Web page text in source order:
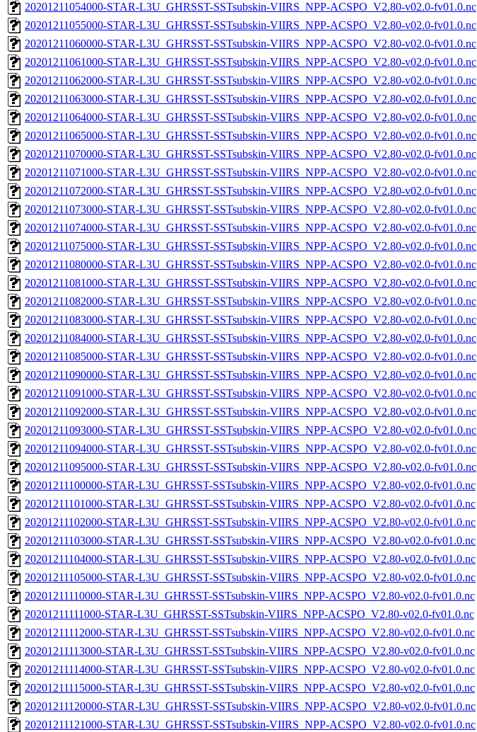
20201211054000-STAR-L3U_GHRSST-SSTsubskin-VIIRS_NPP-ACSPO_V2.80-v02.0-fv01.0.nc
20201211055000-STAR-L3U_GHRSST-SSTsubskin-VIIRS_NPP-ACSPO_V2.80-v02.0-fv01.0.nc
20201211060000-STAR-L3U_GHRSST-SSTsubskin-VIIRS_NPP-ACSPO_V2.80-v02.0-fv01.0.nc
20201211061000-STAR-L3U_GHRSST-SSTsubskin-VIIRS_NPP-ACSPO_V2.80-v02.0-fv01.0.nc
20201211062000-STAR-L3U_GHRSST-SSTsubskin-VIIRS_NPP-ACSPO_V2.80-v02.0-fv01.0.nc
20201211063000-STAR-L3U_GHRSST-SSTsubskin-VIIRS_NPP-ACSPO_V2.80-v02.0-fv01.0.nc
20201211064000-STAR-L3U_GHRSST-SSTsubskin-VIIRS_NPP-ACSPO_V2.80-v02.0-fv01.0.nc
20201211065000-STAR-L3U_GHRSST-SSTsubskin-VIIRS_NPP-ACSPO_V2.80-v02.0-fv01.0.nc
20201211070000-STAR-L3U_GHRSST-SSTsubskin-VIIRS_NPP-ACSPO_V2.80-v02.0-fv01.0.nc
20201211071000-STAR-L3U_GHRSST-SSTsubskin-VIIRS_NPP-ACSPO_V2.80-v02.0-fv01.0.nc
20201211072000-STAR-L3U_GHRSST-SSTsubskin-VIIRS_NPP-ACSPO_V2.80-v02.0-fv01.0.nc
20201211073000-STAR-L3U_GHRSST-SSTsubskin-VIIRS_NPP-ACSPO_V2.80-v02.0-fv01.0.nc
20201211074000-STAR-L3U_GHRSST-SSTsubskin-VIIRS_NPP-ACSPO_V2.80-v02.0-fv01.0.nc
20201211075000-STAR-L3U_GHRSST-SSTsubskin-VIIRS_NPP-ACSPO_V2.80-v02.0-fv01.0.nc
20201211080000-STAR-L3U_GHRSST-SSTsubskin-VIIRS_NPP-ACSPO_V2.80-v02.0-fv01.0.nc
20201211081000-STAR-L3U_GHRSST-SSTsubskin-VIIRS_NPP-ACSPO_V2.80-v02.0-fv01.0.nc
20201211082000-STAR-L3U_GHRSST-SSTsubskin-VIIRS_NPP-ACSPO_V2.80-v02.0-fv01.0.nc
20201211083000-STAR-L3U_GHRSST-SSTsubskin-VIIRS_NPP-ACSPO_V2.80-v02.0-fv01.0.nc
20201211084000-STAR-L3U_GHRSST-SSTsubskin-VIIRS_NPP-ACSPO_V2.80-v02.0-fv01.0.nc
20201211085000-STAR-L3U_GHRSST-SSTsubskin-VIIRS_NPP-ACSPO_V2.80-v02.0-fv01.0.nc
20201211090000-STAR-L3U_GHRSST-SSTsubskin-VIIRS_NPP-ACSPO_V2.80-v02.0-fv01.0.nc
20201211091000-STAR-L3U_GHRSST-SSTsubskin-VIIRS_NPP-ACSPO_V2.80-v02.0-fv01.0.nc
20201211092000-STAR-L3U_GHRSST-SSTsubskin-VIIRS_NPP-ACSPO_V2.80-v02.0-fv01.0.nc
20201211093000-STAR-L3U_GHRSST-SSTsubskin-VIIRS_NPP-ACSPO_V2.80-v02.0-fv01.0.nc
20201211094000-STAR-L3U_GHRSST-SSTsubskin-VIIRS_NPP-ACSPO_V2.80-v02.0-fv01.0.nc
20201211095000-STAR-L3U_GHRSST-SSTsubskin-VIIRS_NPP-ACSPO_V2.80-v02.0-fv01.0.nc
20201211100000-STAR-L3U_GHRSST-SSTsubskin-VIIRS_NPP-ACSPO_V2.80-v02.0-fv01.0.nc
20201211101000-STAR-L3U_GHRSST-SSTsubskin-VIIRS_NPP-ACSPO_V2.80-v02.0-fv01.0.nc
20201211102000-STAR-L3U_GHRSST-SSTsubskin-VIIRS_NPP-ACSPO_V2.80-v02.0-fv01.0.nc
20201211103000-STAR-L3U_GHRSST-SSTsubskin-VIIRS_NPP-ACSPO_V2.80-v02.0-fv01.0.nc
20201211104000-STAR-L3U_GHRSST-SSTsubskin-VIIRS_NPP-ACSPO_V2.80-v02.0-fv01.0.nc
20201211105000-STAR-L3U_GHRSST-SSTsubskin-VIIRS_NPP-ACSPO_V2.80-v02.0-fv01.0.nc
20201211110000-STAR-L3U_GHRSST-SSTsubskin-VIIRS_NPP-ACSPO_V2.80-v02.0-fv01.0.nc
20201211111000-STAR-L3U_GHRSST-SSTsubskin-VIIRS_NPP-ACSPO_V2.80-v02.0-fv01.0.nc
20201211112000-STAR-L3U_GHRSST-SSTsubskin-VIIRS_NPP-ACSPO_V2.80-v02.0-fv01.0.nc
20201211113000-STAR-L3U_GHRSST-SSTsubskin-VIIRS_NPP-ACSPO_V2.80-v02.0-fv01.0.nc
20201211114000-STAR-L3U_GHRSST-SSTsubskin-VIIRS_NPP-ACSPO_V2.80-v02.0-fv01.0.nc
20201211115000-STAR-L3U_GHRSST-SSTsubskin-VIIRS_NPP-ACSPO_V2.80-v02.0-fv01.0.nc
20201211120000-STAR-L3U_GHRSST-SSTsubskin-VIIRS_NPP-ACSPO_V2.80-v02.0-fv01.0.nc
20201211121000-STAR-L3U_GHRSST-SSTsubskin-VIIRS_NPP-ACSPO_V2.80-v02.0-fv01.0.nc